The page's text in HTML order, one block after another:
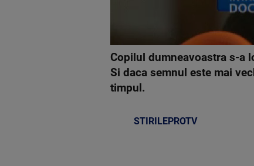
Copilul dumneavoastra s-a
Si daca semnul este mai
timpul.
STIRILEPROTV